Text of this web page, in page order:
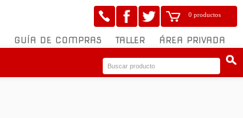
0 productos
GUÍA DE COMPRAS TALLER ÁREA PRIVADA